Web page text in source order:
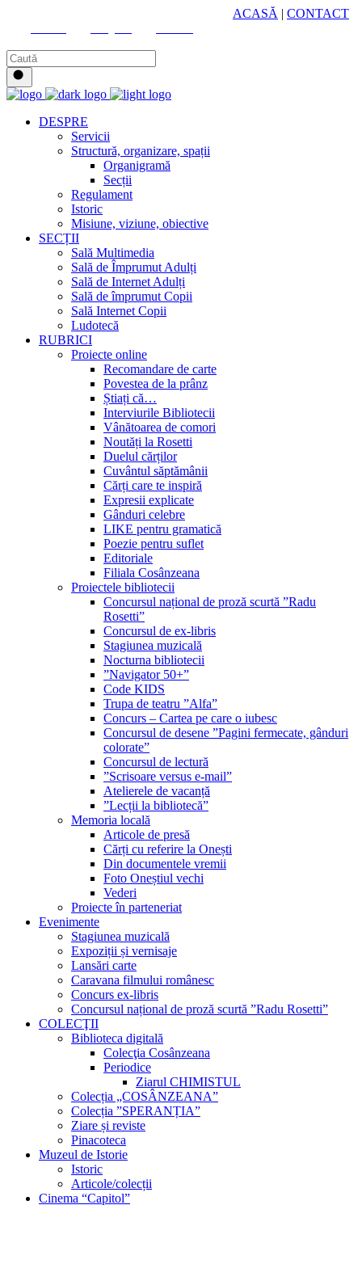
ACASĂ | CONTACT
DESPRE
Servicii
Structură, organizare, spații
Organigramă
Secții
Regulament
Istoric
Misiune, viziune, obiective
SECȚII
Sală Multimedia
Sală de Împrumut Adulți
Sală de Internet Adulți
Sală de împrumut Copii
Sală Internet Copii
Ludotecă
RUBRICI
Proiecte online
Recomandare de carte
Povestea de la prânz
Știați că…
Interviurile Bibliotecii
Vânătoarea de comori
Noutăți la Rosetti
Duelul cărților
Cuvântul săptămânii
Cărți care te inspiră
Expresii explicate
Gânduri celebre
LIKE pentru gramatică
Poezie pentru suflet
Editoriale
Filiala Cosânzeana
Proiectele bibliotecii
Concursul național de proză scurtă ”Radu
Rosetti”
Concursul de ex-libris
Stagiunea muzicală
Nocturna bibliotecii
”Navigator 50+”
Code KIDS
Trupa de teatru ”Alfa”
Concurs – Cartea pe care o iubesc
Concursul de desene ”Pagini fermecate, gânduri
colorate”
Concursul de lectură
”Scrisoare versus e-mail”
Atelierele de vacanță
”Lecții la bibliotecă”
Memoria locală
Articole de presă
Cărți cu referire la Onești
Din documentele vremii
Foto Oneștiul vechi
Vederi
Proiecte în parteneriat
Evenimente
Stagiunea muzicală
Expoziții și vernisaje
Lansări carte
Caravana filmului românesc
Concurs ex-libris
Concursul național de proză scurtă ”Radu Rosetti”
COLECŢII
Biblioteca digitală
Colecţia Cosânzeana
Periodice
Ziarul CHIMISTUL
Colecția „COSÂNZEANA”
Colecția ”SPERANȚIA”
Ziare și reviste
Pinacoteca
Muzeul de Istorie
Istoric
Articole/colecții
Cinema “Capitol”